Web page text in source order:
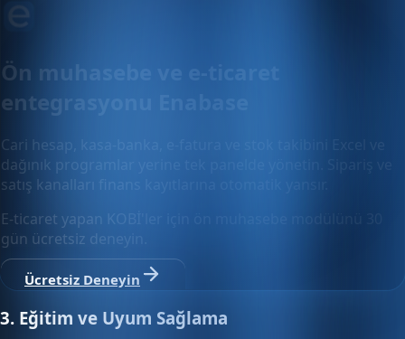
Ön muhasebe ve e-ticaret
entegrasyonu Enabase
Cari hesap, kasa-banka, e-fatura ve stok takibini Excel ve
dağınık programlar yerine tek panelde yönetin. Sipariş ve
satış kanalları finans kayıtlarına otomatik yansır.
E-ticaret yapan KOBİ'ler için ön muhasebe modülünü 30
gün ücretsiz deneyin.
Ücretsiz Deneyin
3. Eğitim ve Uyum Sağlama